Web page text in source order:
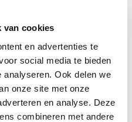
van cookies
en advertenties te
social media te bieden
Ook delen we
onze site met onze
en analyse. Deze
combineren met andere
tijdloze stijl met
geluidskwaliteit, voorzien
materialen
Product met
D4329-normen voor